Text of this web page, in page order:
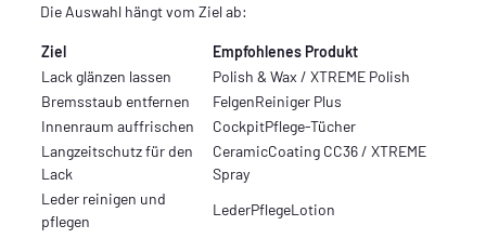
Die Auswahl hängt vom Ziel ab:
Ziel
Empfohlenes Produkt
Lack glänzen lassen
Polish & Wax / XTREME Polish
Bremsstaub entfernen
FelgenReiniger Plus
Innenraum auffrischen
CockpitPflege-Tücher
Langzeitschutz für den
Lack
CeramicCoating CC36 / XTREME
Spray
Leder reinigen und
pflegen
LederPflegeLotion